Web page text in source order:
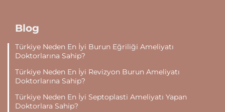
Blog
Türkiye Neden En İyi Burun Eğriliği Ameliyatı
Doktorlarına Sahip?
Türkiye Neden En İyi Revizyon Burun Ameliyatı
Doktorlarına Sahip?
Türkiye Neden En İyi Septoplasti Ameliyatı Yapan
Doktorlara Sahip?